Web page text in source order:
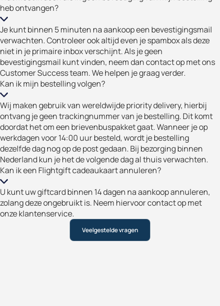
heb ontvangen?
Je kunt binnen 5 minuten na aankoop een bevestigingsmail
verwachten. Controleer ook altijd even je spambox als deze
niet in je primaire inbox verschijnt. Als je geen
bevestigingsmail kunt vinden, neem dan contact op met ons
Customer Success team. We helpen je graag verder.
Kan ik mijn bestelling volgen?
Wij maken gebruik van wereldwijde priority delivery, hierbij
ontvang je geen trackingnummer van je bestelling. Dit komt
doordat het om een brievenbuspakket gaat. Wanneer je op
werkdagen voor 14:00 uur besteld, wordt je bestelling
dezelfde dag nog op de post gedaan. Bij bezorging binnen
Nederland kun je het de volgende dag al thuis verwachten.
Kan ik een Flightgift cadeaukaart annuleren?
U kunt uw giftcard binnen 14 dagen na aankoop annuleren,
zolang deze ongebruikt is. Neem hiervoor contact op met
onze klantenservice.
Veelgestelde vragen